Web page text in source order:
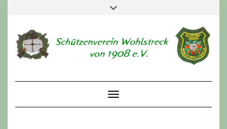
Toggle Navigation